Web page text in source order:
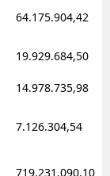
64.175.904,42
19.929.684,50
14.978.735,98
7.126.304,54
719.231.090,10